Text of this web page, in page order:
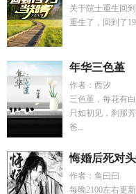
关于院士重生回
重生了，回到了
年华三色堇
作者：西汐
三色堇，每花有
只如初见，刹那
爸...
悔婚后死对
作者：鱼曰曰
每晚2100左右更